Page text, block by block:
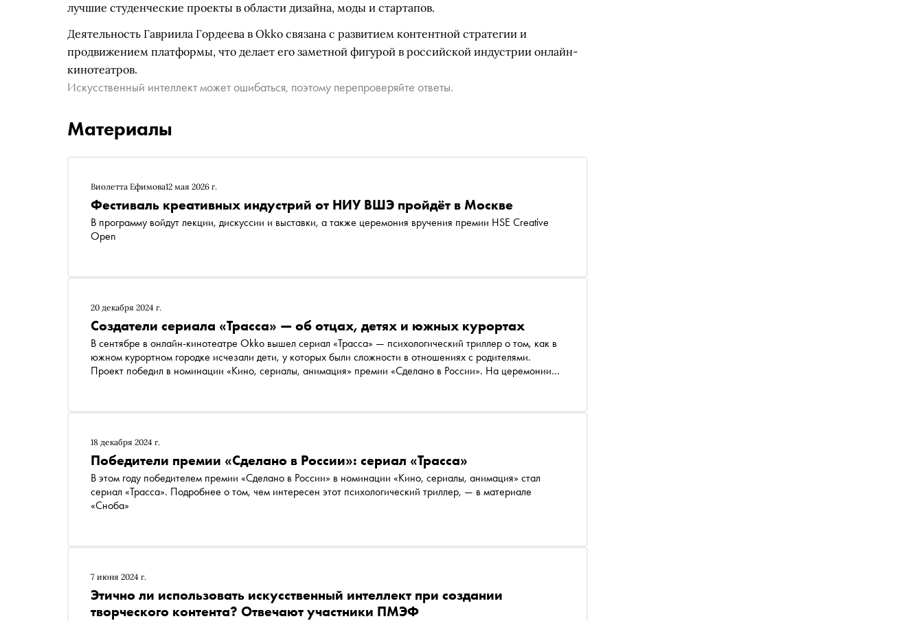
лучшие студенческие проекты в области дизайна, моды и стартапов.
Деятельность Гавриила Гордеева в Okko связана с развитием контентной стратегии и
продвижением платформы, что делает его заметной фигурой в российской индустрии онлайн-
кинотеатров.
Искусственный интеллект может ошибаться, поэтому перепроверяйте ответы.
Материалы
Виолетта Ефимова12 мая 2026 г.
Фестиваль креативных индустрий от НИУ ВШЭ пройдёт в Москве
В программу войдут лекции, дискуссии и выставки, а также церемония вручения премии HSE Creative
Open
20 декабря 2024 г.
Создатели сериала «Трасса» — об отцах, детях и южных курортах
В сентябре в онлайн-кинотеатре Okko вышел сериал «Трасса» — психологический триллер о том, как в
южном курортном городке исчезали дети, у которых были сложности в отношениях с родителями.
Проект победил в номинации «Кино, сериалы, анимация» премии «Сделано в России». На церемонии
18 декабря 2024 г.
Победители премии «Сделано в России»: сериал «Трасса»
В этом году победителем премии «Сделано в России» в номинации «Кино, сериалы, анимация» стал
сериал «Трасса». Подробнее о том, чем интересен этот психологический триллер, — в материале
«Сноба»
7 июня 2024 г.
Этично ли использовать искусственный интеллект при создании
творческого контента? Отвечают участники ПМЭФ